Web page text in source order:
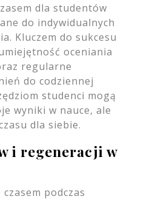
dla studentów
do indywidualnych
Kluczem do sukcesu
oceniania
regularne
do codziennej
studenci mogą
wyniki w nauce, ale
dla siebie.
i regeneracji w
podczas